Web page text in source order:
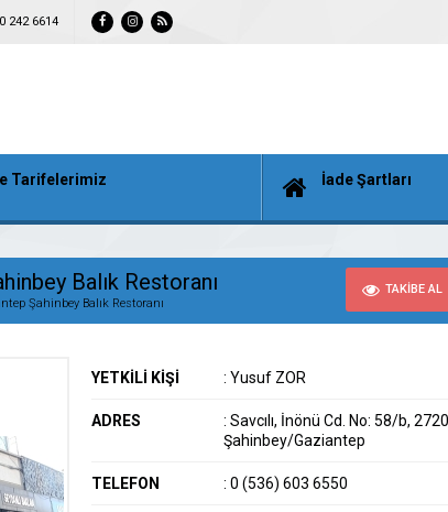
242 6614
Tarifelerimiz İade Şartları
Balık Restoranı
Şahinbey Balık Restoranı
TAKİBE AL
YETKİLİ KİŞİ : Yusuf ZOR
ADRES : Savcılı, İnönü Cd. No: 58/b,
Şahinbey/Gaziantep
TELEFON : 0 (536) 603 6550